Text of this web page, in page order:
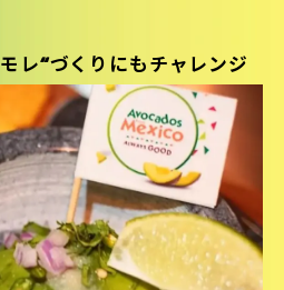
レ“づくりにもチャレンジ